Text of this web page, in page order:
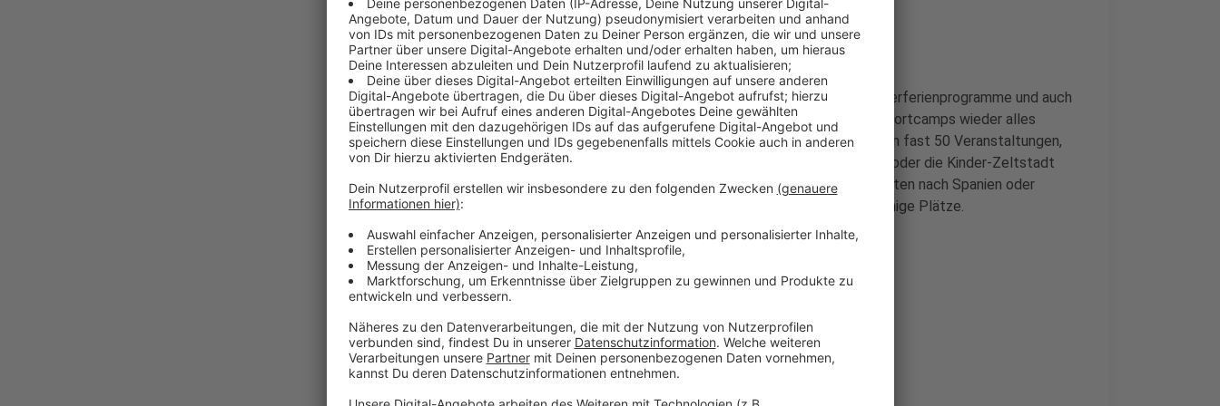
Anzeige
Seit Samstag laufen die Anmeldungen für die städtischen Sommerferienprogramme und auch
in diesem Jahr wird es von Ferienfreizeiten, bis hin zu Spiel und Sportcamps wieder alles
geben. Wer noch dabei sein möchte sollte sich aber beeilen - denn fast 50 Veranstaltungen,
wie zum Beispiel das Sommer-Fußballcamp, das Düsseldörfchen oder die Kinder-Zeltstadt
Flingerntal sind bereits ausgebucht. Und auch für die Ferienfreizeiten nach Spanien oder
Schweden und die Kinderzeltstadt Superbilk gibt es nur noch wenige Plätze.
Anzeige
Anzeige
Hier könnt ihr euch für die Aktionen anmelden